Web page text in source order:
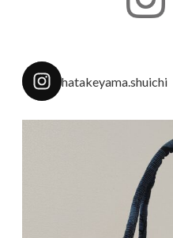
hatakeyama.shuichi